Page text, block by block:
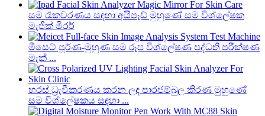
සම රැකවරණය සඳහා අයිපෑඩ් මුහුණේ සම විශ්ලේෂක
මැජික් මිරර්
මීසෙට් පූර්ණ-මුහුණ සම රූප විශ්ලේෂණ පද්ධති පරීක්ෂණ
මැක් ...
හරස් ධ්‍රැවීකරණය කරන ලද පාරජම්බුල කිරණ මුහුණේ
සම විශ්ලේෂකය සඳහා ...